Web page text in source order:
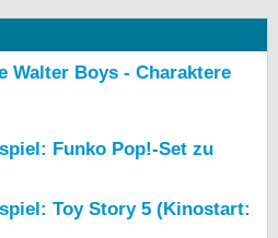
Walter Boys - Charaktere
Funko Pop!-Set zu
Toy Story 5 (Kinostart: